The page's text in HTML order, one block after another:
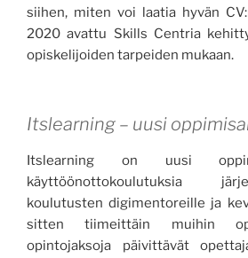
siihen, miten voi laatia hyvän
2020 avattu Skills Centria
opiskelijoiden tarpeiden mukaan.
Itslearning – uusi
Itslearning on uusi
käyttöönottokoulutuksia
koulutusten digimentoreille ja
sitten tiimeittäin muihin
opintojaksoja päivittävät